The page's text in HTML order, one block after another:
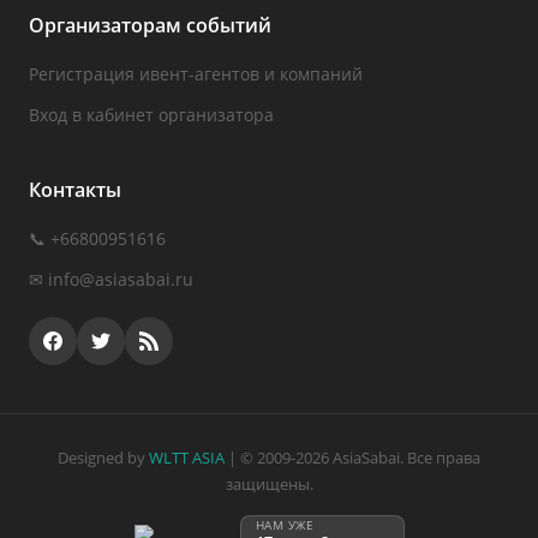
Организаторам событий
Регистрация ивент-агентов и компаний
Вход в кабинет организатора
Контакты
📞 +66800951616
✉ info@asiasabai.ru
Designed by WLTT ASIA | © 2009-2026 AsiaSabai. Все права
защищены.
НАМ УЖЕ